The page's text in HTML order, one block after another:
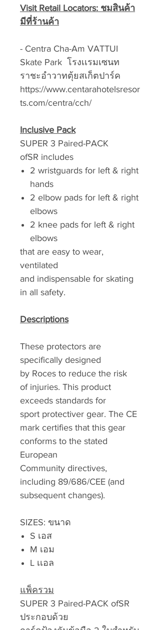
Visit Retail Locators: ชมสินค้า
มีที่ร้านค้า
- Centra Cha-Am VATTUI
Skate Park โรงเเรมเซนท
ราชะอำวาทตุ้ยสเก็ตปาร์ค
https://www.centarahotelsresor
ts.com/centra/cch/
Inclusive Pack
SUPER 3 Paired-PACK
ofSR includes
2 wristguards for left & right
hands
2 elbow pads for left & right
elbows
2 knee pads for left & right
elbows
that are easy to wear,
ventilated
and indispensable for skating
in all safety.
Descriptions
These protectors are
specifically designed
by Roces to reduce the risk
of injuries. This product
exceeds standards for
sport protectiver gear. The CE
mark certifies that this gear
conforms to the stated
European
Community directives,
including 89/686/CEE (and
subsequent changes).
SIZES: ขนาด
S เอส
M เอม
L เเอล
แพ็ครวม
SUPER 3 Paired-PACK ofSR
ประกอบด้วย